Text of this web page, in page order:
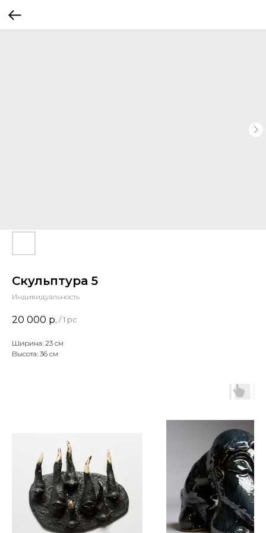
Скульптура 5
Индивидуальность
20 000 р. / 1 pc
Ширина: 23 см
Высота: 36 см